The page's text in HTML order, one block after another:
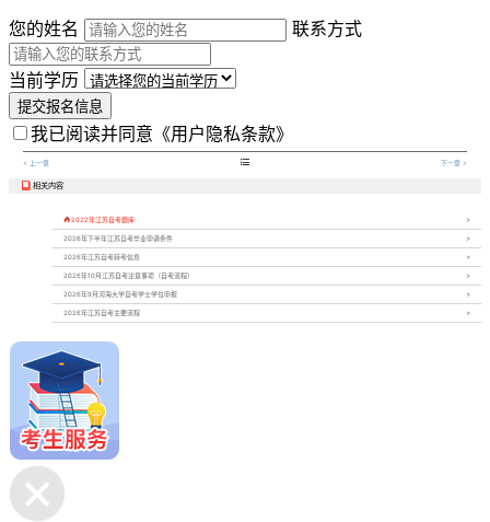
您的姓名
联系方式
当前学历
提交报名信息
我已阅读并同意 《用户隐私条款》
< 上一章  下一章 >
 相关内容
2022年江苏自考题库
2026年下半年江苏自考毕业申请条件
2026年江苏自考转考信息
2026年10月江苏自考注意事项（自考流程）
2026年9月河海大学自考学士学位申报
2026年江苏自考主要流程